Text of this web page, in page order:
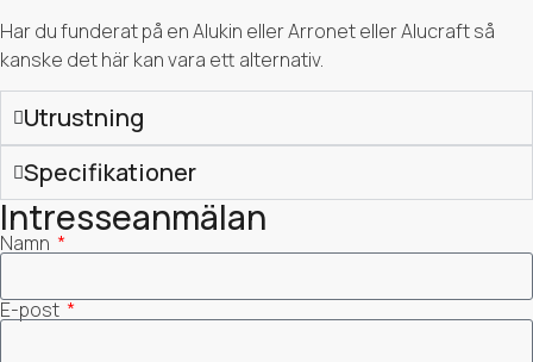
Har du funderat på en Alukin eller Arronet eller Alucraft så
kanske det här kan vara ett alternativ.
Utrustning
Specifikationer
Intresseanmälan
Namn
E-post